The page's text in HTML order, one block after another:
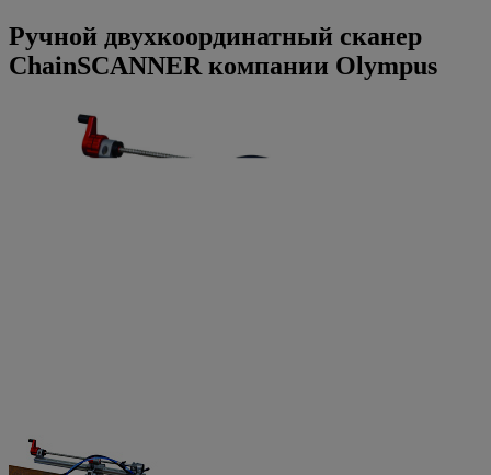
Ручной двухкоординатный сканер
ChainSCANNER компании Olympus